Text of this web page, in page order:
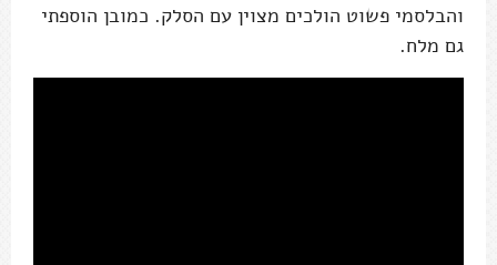
והבלסמי פשוט הולכים מצוין עם הסלק. כמובן הוספתי
גם מלח.